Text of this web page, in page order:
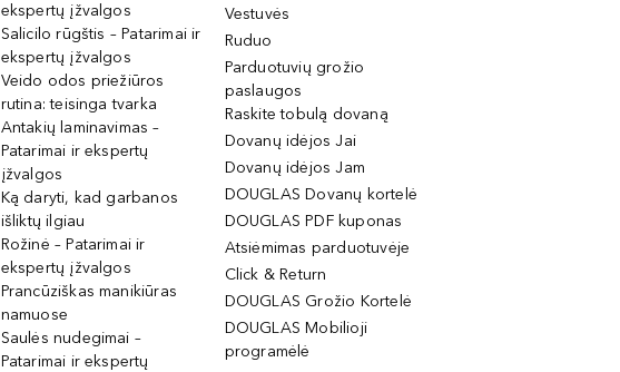
ekspertų įžvalgos
Salicilo rūgštis – Patarimai ir
ekspertų įžvalgos
Veido odos priežiūros
rutina: teisinga tvarka
Antakių laminavimas –
Patarimai ir ekspertų
įžvalgos
Ką daryti, kad garbanos
išliktų ilgiau
Rožinė – Patarimai ir
ekspertų įžvalgos
Prancūziškas manikiūras
namuose
Saulės nudegimai –
Patarimai ir ekspertų
Vestuvės
Ruduo
Parduotuvių grožio
paslaugos
Raskite tobulą dovaną
Dovanų idėjos Jai
Dovanų idėjos Jam
DOUGLAS Dovanų kortelė
DOUGLAS PDF kuponas
Atsiėmimas parduotuvėje
Click & Return
DOUGLAS Grožio Kortelė
DOUGLAS Mobilioji
programėlė